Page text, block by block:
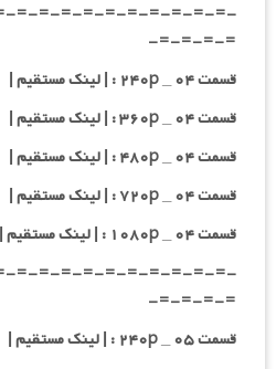
=-=-=-=-=-=-=-=-=-=-
=-=-=-=-
قسمت ۰۴ _ ۲۴۰p : | لینک مستقیم |
قسمت ۰۴ _ ۳۶۰p : | لینک مستقیم |
قسمت ۰۴ _ ۴۸۰p : | لینک مستقیم |
قسمت ۰۴ _ ۷۲۰p : | لینک مستقیم |
قسمت ۰۴ _ ۱۰۸۰p : | لینک مستقیم |
=-=-=-=-=-=-=-=-=-=-
=-=-=-=-
قسمت ۰۵ _ ۲۴۰p : | لینک مستقیم |